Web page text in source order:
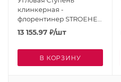
клинкерная -
флорентинер STROEHER
Keraplatte Terra
Patrizierrot 9331-215
13 155.97 ₽/шт
В КОРЗИНУ